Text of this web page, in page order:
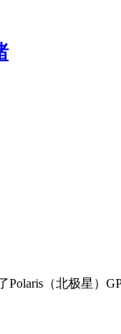
（北极星）